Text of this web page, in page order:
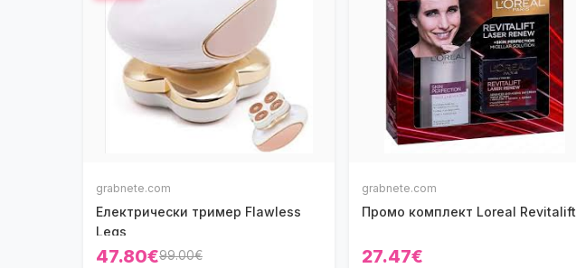
grabnete.com
Електрически тример Flawless
Legs
47.80€99.00€
grabnete.com
Промо комплект Loreal Revitalift
27.47€